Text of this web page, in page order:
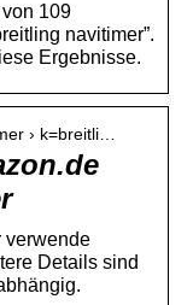
109
navitimer”.
Ergebnisse.
› k=breitli…
verwende
Details sind